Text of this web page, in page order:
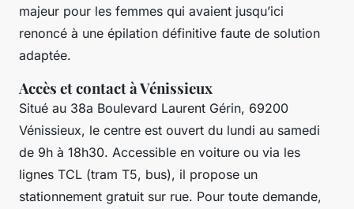
majeur pour les femmes qui avaient jusqu’ici
renoncé à une épilation définitive faute de solution
adaptée.
Accès et contact à Vénissieux
Situé au 38a Boulevard Laurent Gérin, 69200
Vénissieux, le centre est ouvert du lundi au samedi
de 9h à 18h30. Accessible en voiture ou via les
lignes TCL (tram T5, bus), il propose un
stationnement gratuit sur rue. Pour toute demande,